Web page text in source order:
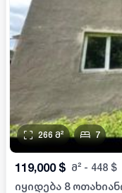
266 მ² 7
119,000 $ მ² - 448 $
იყიდება 8